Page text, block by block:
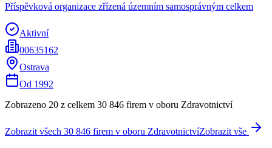
Příspěvková organizace zřízená územním samosprávným celkem
Aktivní
00635162
Ostrava
Od 1992
Zobrazeno 20 z celkem 30 846 firem v oboru Zdravotnictví
Zobrazit všech 30 846 firem v oboru ZdravotnictvíZobrazit vše